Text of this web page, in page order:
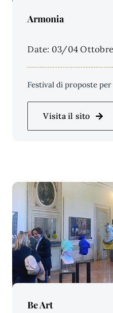
Armonia
Date: 03/04
Festival di proposte
Visita il sito
Be Art